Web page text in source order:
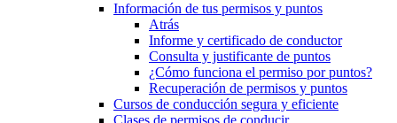
Información de tus permisos y puntos
Atrás
Informe y certificado de conductor
Consulta y justificante de puntos
¿Cómo funciona el permiso por puntos?
Recuperación de permisos y puntos
Cursos de conducción segura y eficiente